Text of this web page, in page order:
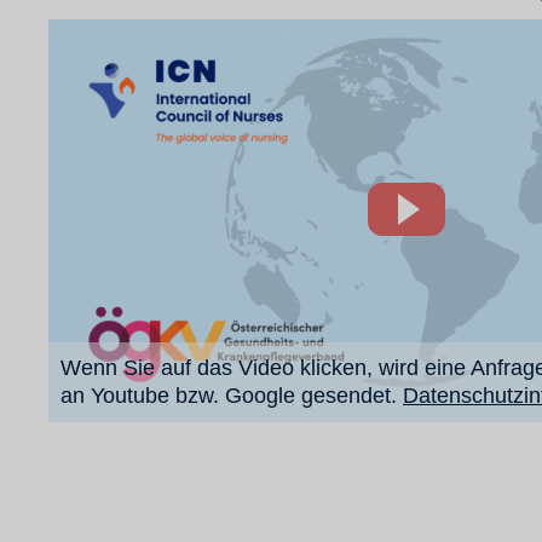
Wenn Sie auf das Video klicken, wird eine
an Youtube bzw. Google gesendet.